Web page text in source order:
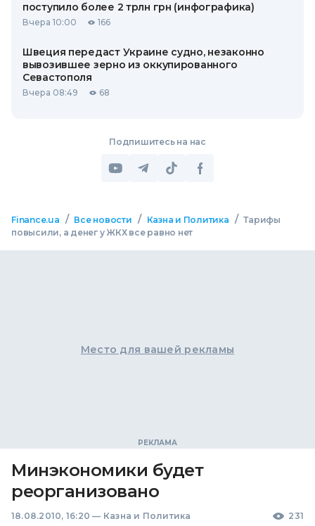
поступило более 2 трлн грн (инфографика)
Вчера 10:00 166
Швеция передаст Украине судно, незаконно
вывозившее зерно из оккупированного
Севастополя
Вчера 08:49 68
Подпишитесь на нас
Finance.ua / Все новости / Казна и Политика / Тарифы
повысили, а денег у ЖКХ все равно нет
Место для вашей рекламы
Минэкономики будет
реорганизовано
18.08.2010, 16:20 — Казна и Политика 231